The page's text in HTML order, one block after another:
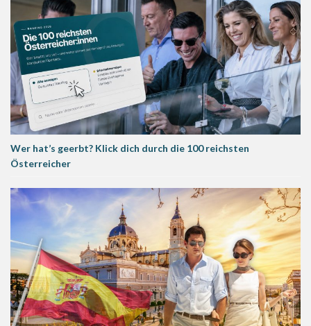
Wer hat’s geerbt? Klick dich durch die 100 reichsten
Österreicher